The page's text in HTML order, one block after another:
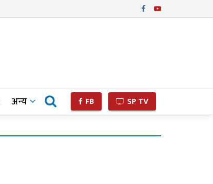
अन्य FB SP TV